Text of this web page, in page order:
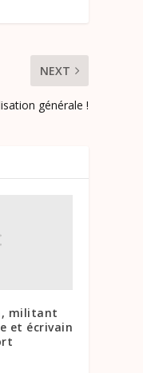
NEXT
générale !
militant
et écrivain